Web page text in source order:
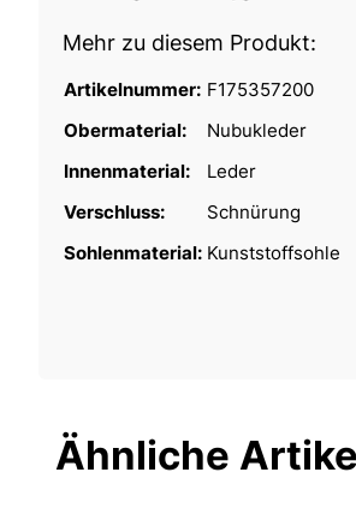
Mehr zu diesem Produkt:
Artikelnummer: F175357200
Obermaterial:
Nubukleder
Innenmaterial:
Leder
Verschluss:
Schnürung
Sohlenmaterial: Kunststoffsohle
Ähnliche